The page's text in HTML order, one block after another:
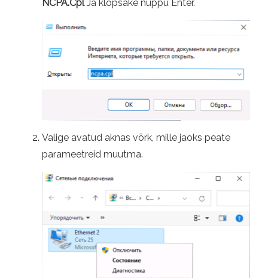
NCPA.CplJa klõpsake nuppu Enter.
Valige avatud aknas võrk, mille jaoks peate
parameetreid muutma.